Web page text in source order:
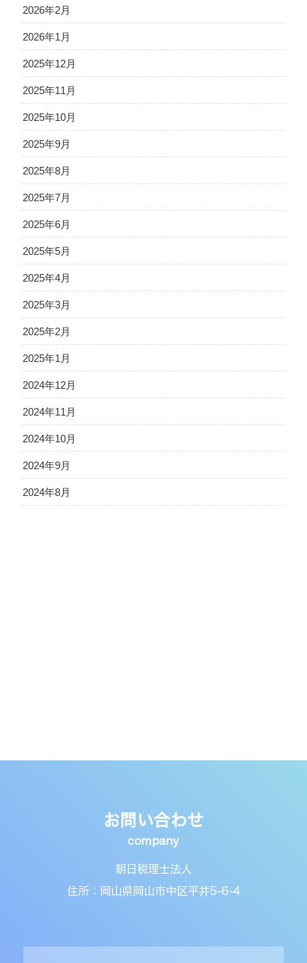
2026年2月
2026年1月
2025年12月
2025年11月
2025年10月
2025年9月
2025年8月
2025年7月
2025年6月
2025年5月
2025年4月
2025年3月
2025年2月
2025年1月
2024年12月
2024年11月
2024年10月
2024年9月
2024年8月
お問い合わせ
朝日税理士法人
住所：岡山県岡山市中区平井5-6-4